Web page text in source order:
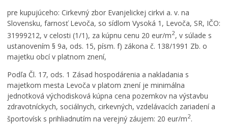
pre kupujúceho: Cirkevný zbor Evanjelickej cirkvi a. v. na
Slovensku, farnosť Levoča, so sídlom Vysoká 1, Levoča, SR, IČO:
31999212, v celosti (1/1), za kúpnu cenu 20 eur/m2, v súlade s
ustanovením § 9a, ods. 15, písm. f) zákona č. 138/1991 Zb. o
majetku obcí v platnom znení,
Podľa Čl. 17, ods. 1 Zásad hospodárenia a nakladania s
majetkom mesta Levoča v platom znení je minimálna
jednotková východisková kúpna cena pozemkov na výstavbu
zdravotníckych, sociálnych, cirkevných, vzdelávacích zariadení a
športovísk s prihliadnutím na verejný záujem: 20 eur/m2.